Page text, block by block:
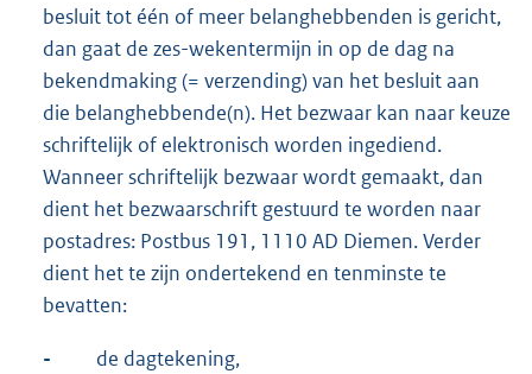
besluit tot één of meer belanghebbenden is gericht,
dan gaat de zes-wekentermijn in op de dag na
bekendmaking (= verzending) van het besluit aan
die belanghebbende(n). Het bezwaar kan naar keuze
schriftelijk of elektronisch worden ingediend.
Wanneer schriftelijk bezwaar wordt gemaakt, dan
dient het bezwaarschrift gestuurd te worden naar
postadres: Postbus 191, 1110 AD Diemen. Verder
dient het te zijn ondertekend en tenminste te
bevatten:
- de dagtekening,